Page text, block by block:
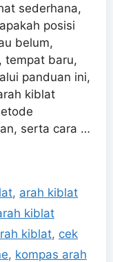
sederhana,
posisi
belum,
tempat baru,
panduan ini,
kiblat
serta cara …
, arah kiblat
kiblat
kiblat, cek
, kompas arah